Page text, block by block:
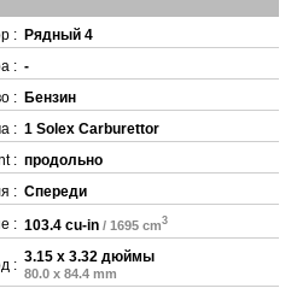
: Рядный 4
: -
: Бензин
: 1 Solex Carburettor
: продольно
: Спереди
: 103.4 cu-in / 1695 cm3
: 3.15 x 3.32 дюймы
80.0 x 84.4 mm